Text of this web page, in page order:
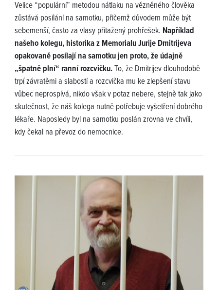
Velice “populární” metodou nátlaku na vězněného člověka
zůstává posílání na samotku, přičemž důvodem může být
sebemenší, často za vlasy přitažený prohřešek. Například
našeho kolegu, historika z Memorialu Jurije Dmitrijeva
opakovaně posílají na samotku jen proto, že údajně
„špatně plní“ ranní rozcvičku.To, že Dmitrijev dlouhodobě
trpí závratěmi a slabostí a rozcvička mu ke zlepšení stavu
vůbec neprospívá, nikdo však v potaz nebere, stejně tak jako
skutečnost, že náš kolega nutně potřebuje vyšetření dobrého
lékaře. Naposledy byl na samotku poslán zrovna ve chvíli,
kdy čekal na převoz do nemocnice.